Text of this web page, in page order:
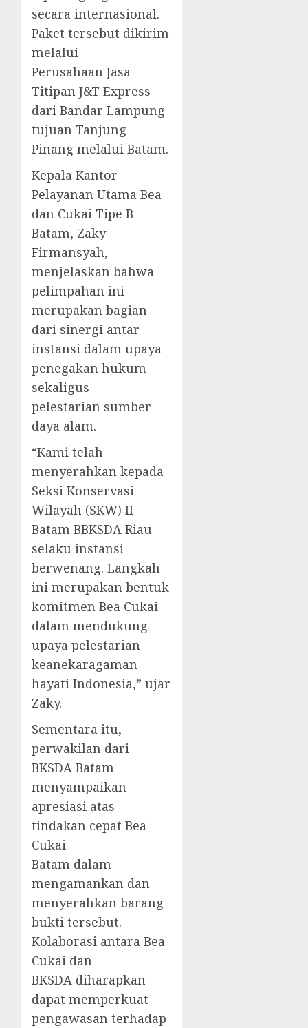
secara internasional.
Paket tersebut dikirim
melalui
Perusahaan Jasa
Titipan J&T Express
dari Bandar Lampung
tujuan Tanjung
Pinang melalui Batam.
Kepala Kantor
Pelayanan Utama Bea
dan Cukai Tipe B
Batam, Zaky
Firmansyah,
menjelaskan bahwa
pelimpahan ini
merupakan bagian
dari sinergi antar
instansi dalam upaya
penegakan hukum
sekaligus
pelestarian sumber
daya alam.
“Kami telah
menyerahkan kepada
Seksi Konservasi
Wilayah (SKW) II
Batam BBKSDA Riau
selaku instansi
berwenang. Langkah
ini merupakan bentuk
komitmen Bea Cukai
dalam mendukung
upaya pelestarian
keanekaragaman
hayati Indonesia,” ujar
Zaky.
Sementara itu,
perwakilan dari
BKSDA Batam
menyampaikan
apresiasi atas
tindakan cepat Bea
Cukai
Batam dalam
mengamankan dan
menyerahkan barang
bukti tersebut.
Kolaborasi antara Bea
Cukai dan
BKSDA diharapkan
dapat memperkuat
pengawasan terhadap